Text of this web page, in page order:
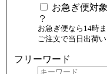
お急ぎ便対象
お急ぎ便なら14時
ご注文で当日出荷い
フリーワード